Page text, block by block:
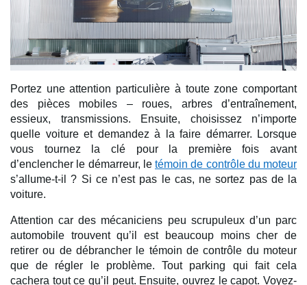
Portez une attention particulière à toute zone comportant
des pièces mobiles – roues, arbres d’entraînement,
essieux, transmissions. Ensuite, choisissez n’importe
quelle voiture et demandez à la faire démarrer. Lorsque
vous tournez la clé pour la première fois avant
d’enclencher le démarreur, le témoin de contrôle du moteur
s’allume-t-il ? Si ce n’est pas le cas, ne sortez pas de la
voiture.
Attention car des mécaniciens peu scrupuleux d’un parc
automobile trouvent qu’il est beaucoup moins cher de
retirer ou de débrancher le témoin de contrôle du moteur
que de régler le problème. Tout parking qui fait cela
cachera tout ce qu’il peut. Ensuite, ouvrez le capot. Voyez-